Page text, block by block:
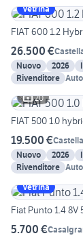
Vetrina
FIAT 600 1.2
26.500 €
Nuovo
2026
Rivenditore
20
FIAT 500 1.0
19.500 €
Nuovo
2026
Rivenditore
Vetrina
Fiat Punto 1.4
5.700 €